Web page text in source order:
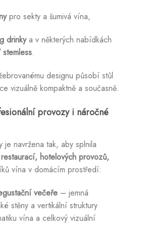
pro sekty a šumivá vína,
drinkya v některých nabídkách
.
designu působí stůl
vizuálně kompaktně a současně.
provozy i náročné
je navržena tak, aby splnila
hotelových provozů,
vína v domácím prostředí:
večeře– jemná
stěny a vertikální struktury
vína a celkový vizuální